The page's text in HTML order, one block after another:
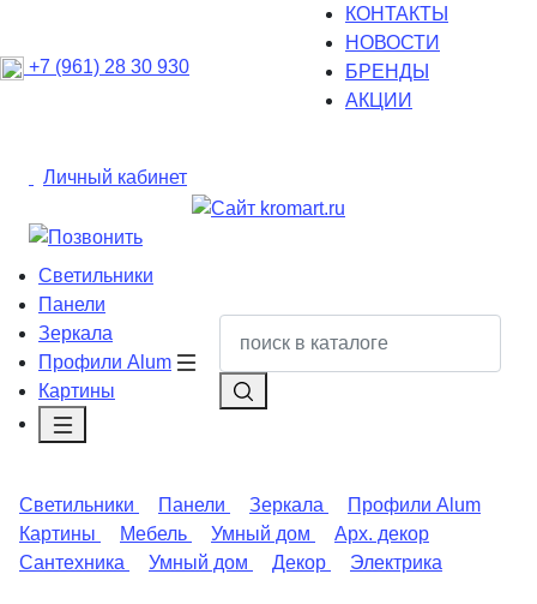
+7 (961) 28 30 930
КОНТАКТЫ
НОВОСТИ
БРЕНДЫ
АКЦИИ
Личный кабинет
Светильники
Панели
Зеркала
Профили Alum
Картины
Светильники Панели Зеркала
Профили Alum
Картины
Мебель Умный дом
Арх. декор
Сантехника
Умный дом Декор Электрика